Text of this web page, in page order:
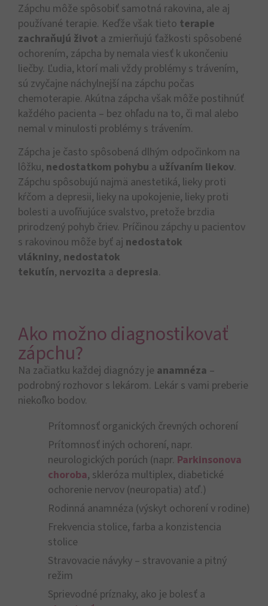
Zápchu môže spôsobiť samotná rakovina, ale aj
používané terapie. Keďže však tieto terapie
zachraňujú život a zmierňujú ťažkosti spôsobené
ochorením, zápcha by nemala viesť k ukončeniu
liečby. Ľudia, ktorí mali vždy problémy s trávením,
sú zvyčajne náchylnejší na zápchu počas
chemoterapie. Akútna zápcha však môže postihnúť
každého pacienta – bez ohľadu na to, či mal alebo
nemal v minulosti problémy s trávením.
Zápcha je často spôsobená dlhým odpočinkom na
lôžku, nedostatkom pohybu a užívaním liekov.
Zápchu spôsobujú najmä anestetiká, lieky proti
kŕčom a depresii, lieky na upokojenie, lieky proti
bolesti a uvoľňujúce svalstvo, pretože brzdia
prirodzený pohyb čriev. Príčinou zápchy u pacientov
s rakovinou môže byť aj nedostatok
vlákniny, nedostatok
tekutín, nervozita a depresia.
Ako možno diagnostikovať
zápchu?
Na začiatku každej diagnózy je anamnéza –
podrobný rozhovor s lekárom. Lekár s vami preberie
niekoľko bodov.
Prítomnosť organických črevných ochorení
Prítomnosť iných ochorení, napr.
neurologických porúch (napr. Parkinsonova
choroba, skleróza multiplex, diabetické
ochorenie nervov (neuropatia) atď.)
Rodinná anamnéza (výskyt ochorení v rodine)
Frekvencia stolice, farba a konzistencia
stolice
Stravovacie návyky – stravovanie a pitný
režim
Sprievodné príznaky, ako je bolesť a